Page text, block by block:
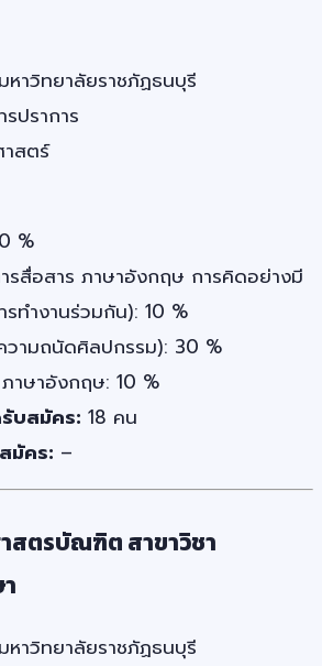
มหาวิทยาลัยราชภัฏธนบุรี
ปราการ
สตร์
%
รสื่อสาร ภาษาอังกฤษ การคิดอย่างมี
รทำงานร่วมกัน): 10 %
วามถนัดศิลปกรรม): 30 %
าษาอังกฤษ: 10 %
รับสมัคร: 18 คน
มัคร: –
สตรบัณฑิต สาขาวิชา
มหาวิทยาลัยราชภัฏธนบุรี